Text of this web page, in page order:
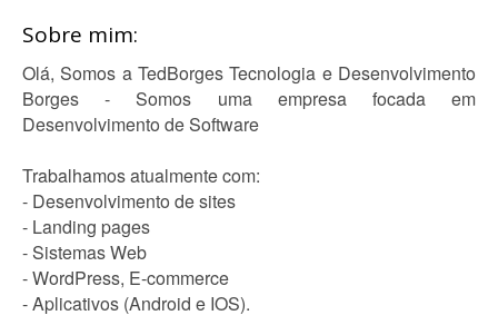
Sobre mim:
Olá, Somos a TedBorges Tecnologia e Desenvolvimento
Borges - Somos uma empresa focada em
Desenvolvimento de Software
Trabalhamos atualmente com:
- Desenvolvimento de sites
- Landing pages
- Sistemas Web
- WordPress, E-commerce
- Aplicativos (Android e IOS).